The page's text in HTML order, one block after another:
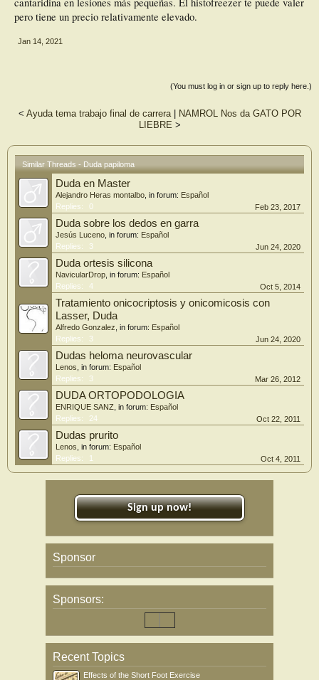
pero tiene un precio relativamente elevado.
Jan 14, 2021
(You must log in or sign up to reply here.)
< Ayuda tema trabajo final de carrera|
NAMROL Nos da GATO POR
LIEBRE >
Similar Threads - Duda papiloma
Duda en Master
Alejandro Heras montalbo , in forum: Español
Replies:
0 Feb 23, 2017
Duda sobre los dedos en garra
Jesús Luceno , in forum: Español
Replies:
3 Jun 24, 2020
Duda ortesis silicona
NavicularDrop , in forum: Español
Replies:
4 Oct 5, 2014
Tratamiento onicocriptosis y onicomicosis con
Lasser, Duda
Alfredo Gonzalez , in forum: Español
Replies:
3 Jun 24, 2020
Dudas heloma neurovascular
Lenos , in forum: Español
Replies:
3 Mar 26, 2012
DUDA ORTOPODOLOGIA
ENRIQUE SANZ , in forum: Español
Replies:
24 Oct 22, 2011
Dudas prurito
Lenos , in forum: Español
Replies:
1 Oct 4, 2011
Sign up now!
Sponsor
Sponsors:
Recent Topics
Effects of the Short Foot Exercise